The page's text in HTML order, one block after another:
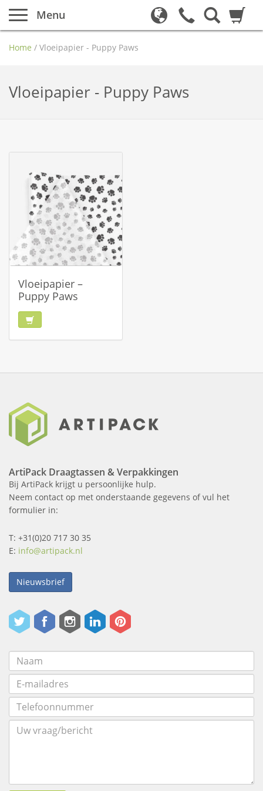
Menu
Home / Vloeipapier - Puppy Paws
Vloeipapier - Puppy Paws
Vloeipapier –
Puppy Paws
ArtiPack Draagtassen & Verpakkingen
Bij ArtiPack krijgt u persoonlijke hulp.
Neem contact op met onderstaande gegevens of vul het
formulier in:
T: +31(0)20 717 30 35
E: info@artipack.nl
Nieuwsbrief